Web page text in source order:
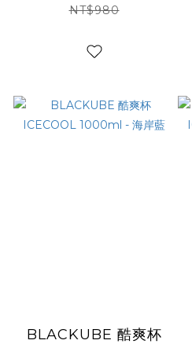
飾)
NT$980
BLACKUBE 酷爽杯